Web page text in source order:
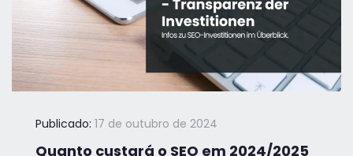
Publicado: 17 de outubro de 2024
Quanto custará o SEO em 2024/2025